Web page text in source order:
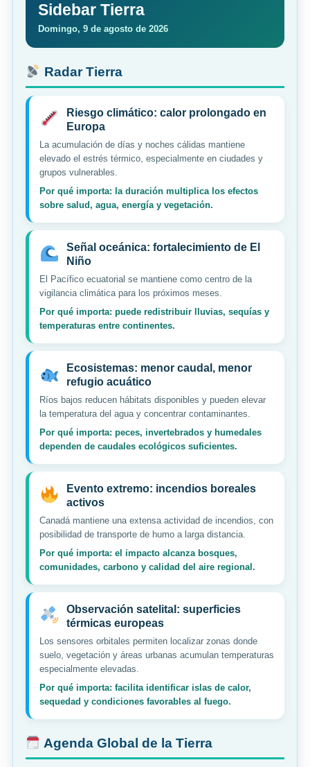
Sidebar Tierra
Domingo, 9 de agosto de 2026
Radar Tierra
Riesgo climático: calor prolongado en
Europa
La acumulación de días y noches cálidas mantiene
elevado el estrés térmico, especialmente en ciudades y
grupos vulnerables.
Por qué importa: la duración multiplica los efectos
sobre salud, agua, energía y vegetación.
Señal oceánica: fortalecimiento de El
Niño
El Pacífico ecuatorial se mantiene como centro de la
vigilancia climática para los próximos meses.
Por qué importa: puede redistribuir lluvias, sequías y
temperaturas entre continentes.
Ecosistemas: menor caudal, menor
refugio acuático
Ríos bajos reducen hábitats disponibles y pueden elevar
la temperatura del agua y concentrar contaminantes.
Por qué importa: peces, invertebrados y humedales
dependen de caudales ecológicos suficientes.
Evento extremo: incendios boreales
activos
Canadá mantiene una extensa actividad de incendios, con
posibilidad de transporte de humo a larga distancia.
Por qué importa: el impacto alcanza bosques,
comunidades, carbono y calidad del aire regional.
Observación satelital: superficies
térmicas europeas
Los sensores orbitales permiten localizar zonas donde
suelo, vegetación y áreas urbanas acumulan temperaturas
especialmente elevadas.
Por qué importa: facilita identificar islas de calor,
sequedad y condiciones favorables al fuego.
Agenda Global de la Tierra